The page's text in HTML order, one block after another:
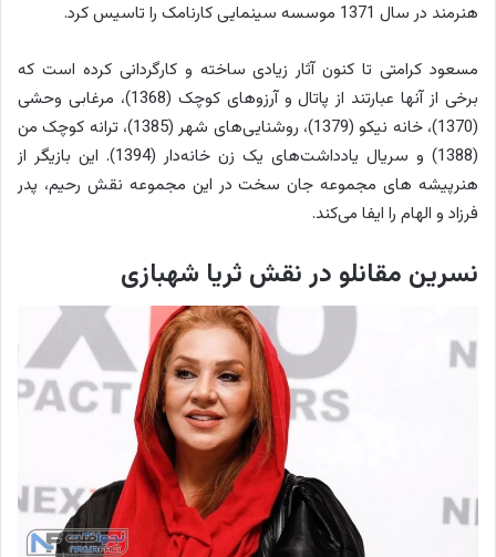
هنرمند در سال 1371 موسسه سینمایی کارنامک را تاسیس کرد.
مسعود کرامتی تا کنون آثار زیادی ساخته و کارگردانی کرده است که
برخی از آنها عبارتند از پاتال و آرزوهای کوچک (1368)، مرغابی وحشی
(1370)، خانه نیکو (1379)، روشنایی‌های شهر (1385)، ترانه کوچک من
(1388) و سریال یادداشت‌های یک زن خانه‌دار (1394). این بازیگر از
هنرپیشه های مجموعه جان سخت در این مجموعه نقش رحیم، پدر
فرزاد و الهام را ایفا می‌کند.
نسرین مقانلو در نقش ثریا شهبازی